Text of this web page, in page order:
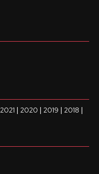
2021 | 2020 | 2019 | 2018 |